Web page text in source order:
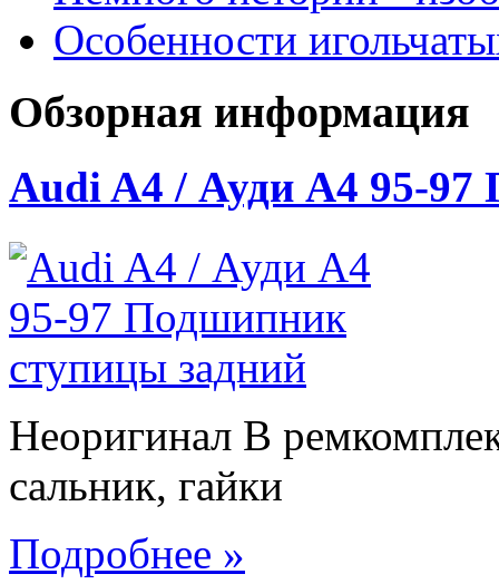
Особенности
Обзорная информация
Audi A4 / Ауди А4 95-97
Неоригинал В
сальник, гайки
Подробнее »